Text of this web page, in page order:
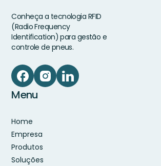
Conheça a tecnologia RFID
(Radio Frequency
Identification) para gestão e
controle de pneus.
Menu
Home
Empresa
Produtos
Soluções